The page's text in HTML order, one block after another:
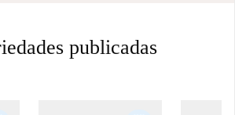
publicadas